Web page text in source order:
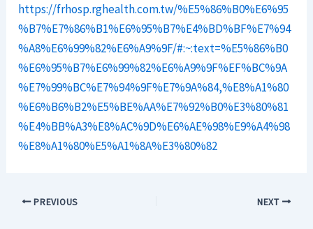
https://frhosp.rghealth.com.tw/%E5%86%B0%E6%95
%B7%E7%86%B1%E6%95%B7%E4%BD%BF%E7%94
%A8%E6%99%82%E6%A9%9F/#:~:text=%E5%86%B0
%E6%95%B7%E6%99%82%E6%A9%9F%EF%BC%9A
%E7%99%BC%E7%94%9F%E7%9A%84,%E8%A1%80
%E6%B6%B2%E5%BE%AA%E7%92%B0%E3%80%81
%E4%BB%A3%E8%AC%9D%E6%AE%98%E9%A4%98
%E8%A1%80%E5%A1%8A%E3%80%82
PREVIOUS NEXT